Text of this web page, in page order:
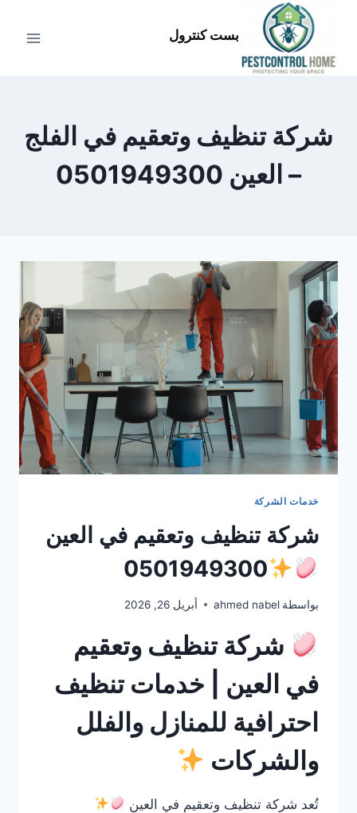
المحتوى
بست كنترول
شركة تنظيف وتعقيم في الفلج
– العين 0501949300
خدمات الشركة
شركة تنظيف وتعقيم في العين
0501949300
بواسطة ahmed nabel أبريل 26, 2026
شركة تنظيف وتعقيم
في العين | خدمات تنظيف
احترافية للمنازل والفلل
والشركات
تُعد شركة تنظيف وتعقيم في العين